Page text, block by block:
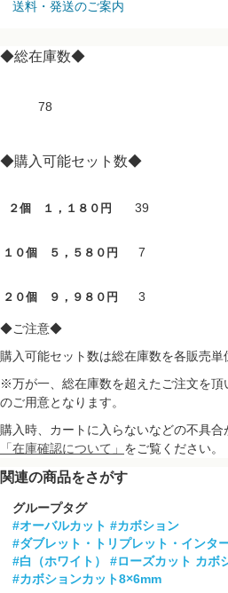
送料・発送のご案内
◆総在庫数◆
78
◆購入可能セット数◆
２個 １，１８０円 39
１０個 ５，５８０円 7
２０個 ９，９８０円 3
◆ご注意◆
購入可能セット数は総在庫数を各販売単
※万が一、総在庫数を超えたご注文を
のご用意となります。
購入時、カートに入らないなどの不具合
「在庫確認について」 をご覧ください。
関連の商品をさがす
グループタグ
#オーバルカット #カボション
#ダブレット・トリプレット・インタ
#白（ホワイト）
#ローズカット カボ
#カボションカット8×6mm